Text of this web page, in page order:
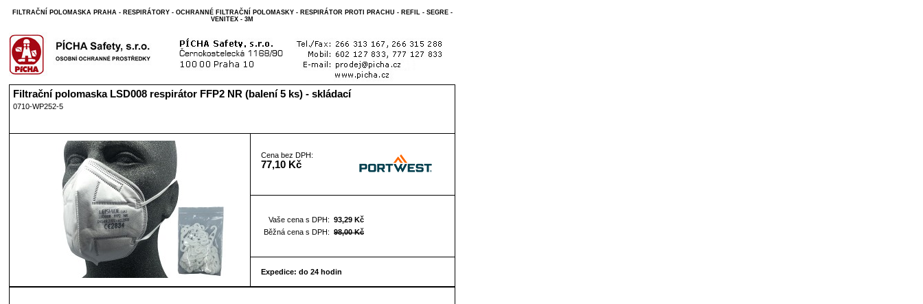
FILTRAČNÍ POLOMASKA PRAHA - RESPIRÁTORY - OCHRANNÉ FILTRAČNÍ POLOMASKY - RESPIRÁTOR PROTI PRACHU - REFIL - SEGRE -
VENITEX - 3M
Filtrační polomaska LSD008 respirátor FFP2 NR (balení 5 ks) - skládací
0710-WP252-5
Cena bez DPH:
77,10 Kč
Vaše cena s DPH: 93,29 Kč
Běžná cena s DPH: 98,00 Kč
Expedice: do 24 hodin